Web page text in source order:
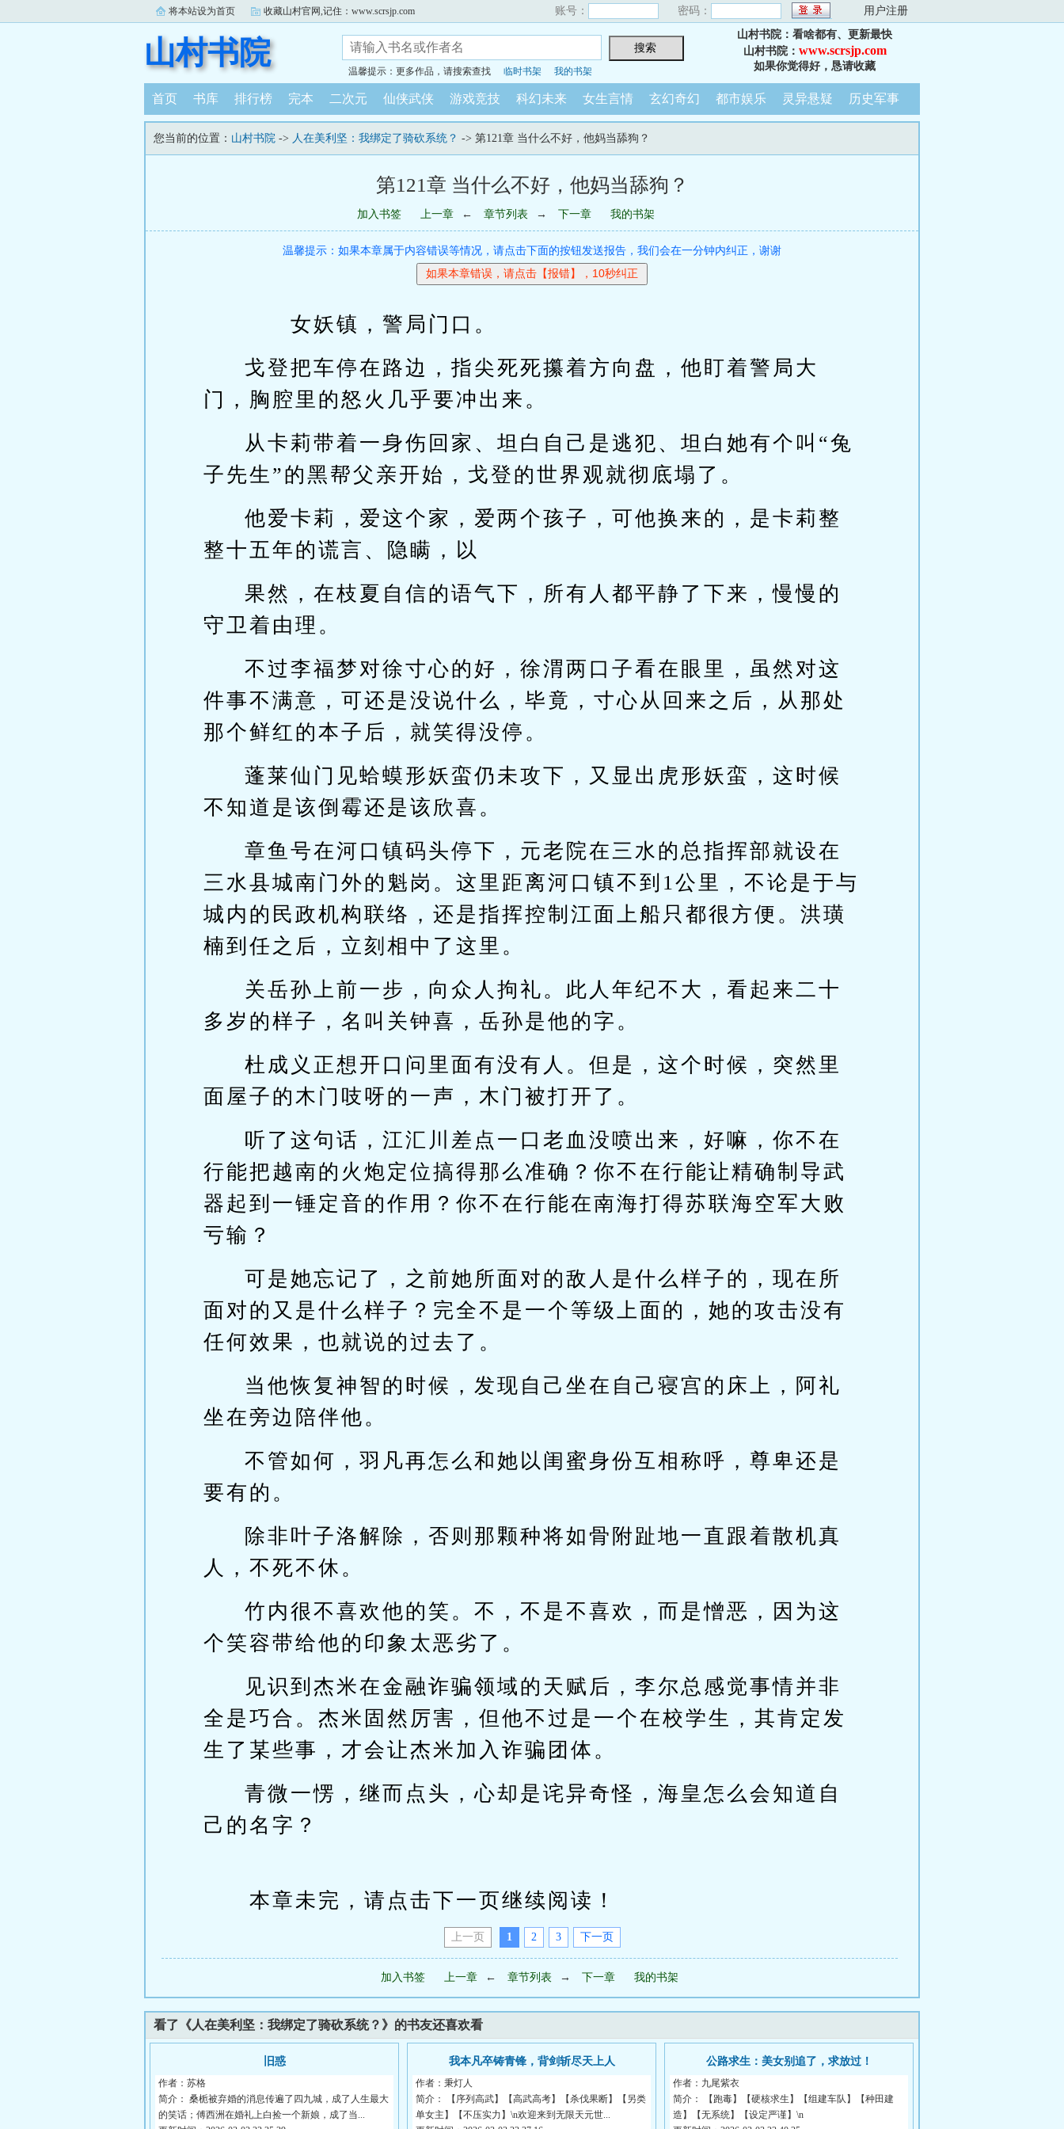
将本站设为首页 收藏山村官网,记住：www.scrsjp.com 账号： 密码： 用户注册
山村书院
温馨提示：更多作品，请搜索查找 临时书架 我的书架
山村书院：看啥都有、更新最快
山村书院： www.scrsjp.com
如果你觉得好，恳请收藏
首页 书库 排行榜 完本 二次元 仙侠武侠 游戏竞技 科幻未来 女生言情 玄幻奇幻 都市娱乐 灵异悬疑 历史军事
您当前的位置： 山村书院 -> 人在美利坚：我绑定了骑砍系统？ -> 第121章 当什么不好，他妈当舔狗？
第121章 当什么不好，他妈当舔狗？
加入书签 上一章 ← 章节列表 → 下一章 我的书架
温馨提示：如果本章属于内容错误等情况，请点击下面的按钮发送报告，我们会在一分钟内纠正，谢谢
女妖镇，警局门口。
戈登把车停在路边，指尖死死攥着方向盘，他盯着警局大
门，胸腔里的怒火几乎要冲出来。
从卡莉带着一身伤回家、坦白自己是逃犯、坦白她有个叫“兔
子先生”的黑帮父亲开始，戈登的世界观就彻底塌了。
他爱卡莉，爱这个家，爱两个孩子，可他换来的，是卡莉整
整十五年的谎言、隐瞒，以
果然，在枝夏自信的语气下，所有人都平静了下来，慢慢的
守卫着由理。
不过李福梦对徐寸心的好，徐渭两口子看在眼里，虽然对这
件事不满意，可还是没说什么，毕竟，寸心从回来之后，从那处
那个鲜红的本子后，就笑得没停。
蓬莱仙门见蛤蟆形妖蛮仍未攻下，又显出虎形妖蛮，这时候
不知道是该倒霉还是该欣喜。
章鱼号在河口镇码头停下，元老院在三水的总指挥部就设在
三水县城南门外的魁岗。这里距离河口镇不到1公里，不论是于与
城内的民政机构联络，还是指挥控制江面上船只都很方便。洪璜
楠到任之后，立刻相中了这里。
关岳孙上前一步，向众人拘礼。此人年纪不大，看起来二十
多岁的样子，名叫关钟喜，岳孙是他的字。
杜成义正想开口问里面有没有人。但是，这个时候，突然里
面屋子的木门吱呀的一声，木门被打开了。
听了这句话，江汇川差点一口老血没喷出来，好嘛，你不在
行能把越南的火炮定位搞得那么准确？你不在行能让精确制导武
器起到一锤定音的作用？你不在行能在南海打得苏联海空军大败
亏输？
可是她忘记了，之前她所面对的敌人是什么样子的，现在所
面对的又是什么样子？完全不是一个等级上面的，她的攻击没有
任何效果，也就说的过去了。
当他恢复神智的时候，发现自己坐在自己寝宫的床上，阿礼
坐在旁边陪伴他。
不管如何，羽凡再怎么和她以闺蜜身份互相称呼，尊卑还是
要有的。
除非叶子洛解除，否则那颗种将如骨附趾地一直跟着散机真
人，不死不休。
竹内很不喜欢他的笑。不，不是不喜欢，而是憎恶，因为这
个笑容带给他的印象太恶劣了。
见识到杰米在金融诈骗领域的天赋后，李尔总感觉事情并非
全是巧合。杰米固然厉害，但他不过是一个在校学生，其肯定发
生了某些事，才会让杰米加入诈骗团体。
青微一愣，继而点头，心却是诧异奇怪，海皇怎么会知道自
己的名字？
本章未完，请点击下一页继续阅读！
上一页 1 2 3 下一页
加入书签 上一章 ← 章节列表 → 下一章 我的书架
看了《人在美利坚：我绑定了骑砍系统？》的书友还喜欢看
旧惑
作者：苏格
简介： 桑栀被弃婚的消息传遍了四九城，成了人生最大
的笑话；傅西洲在婚礼上白捡一个新娘，成了当...
我本凡卒铸青锋，背剑斩尽天上人
作者：秉灯人
简介： 【序列高武】【高武高考】【杀伐果断】【另类
单女主】【不压实力】\n欢迎来到无限天元世...
公路求生：美女别追了，求放过！
作者：九尾紫衣
简介： 【跑毒】【硬核求生】【组建车队】【种田建
造】【无系统】【设定严谨】\n